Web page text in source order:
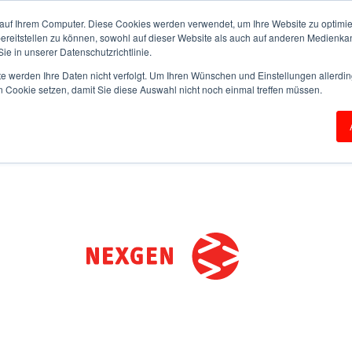
Ihrem Computer. Diese Cookies werden verwendet, um Ihre Website zu
zu können, sowohl auf dieser Website als auch auf anderen
in unserer Datenschutzrichtlinie.
werden Ihre Daten nicht verfolgt. Um Ihren Wünschen und Einstellungen
setzen, damit Sie diese Auswahl nicht noch einmal treffen müssen.